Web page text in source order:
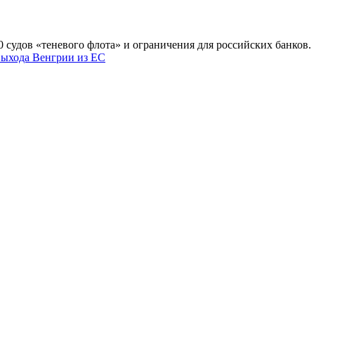
«теневого флота» и ограничения для российских банков.
Венгрии из ЕС